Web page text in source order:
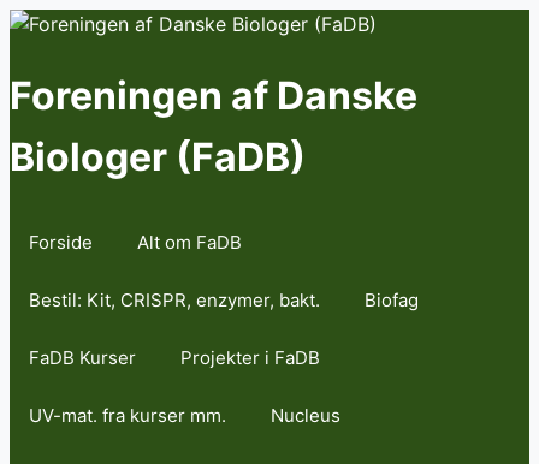
Skip
content
Foreningen af Danske
Biologer (FaDB)
Forside Alt om FaDB
Bestil: Kit, CRISPR, enzymer, bakt. Biofag
FaDB Kurser Projekter i FaDB
UV-mat. fra kurser mm. Nucleus